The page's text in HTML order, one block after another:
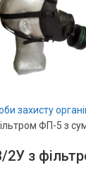
захисту
ФП-5 з
2У з